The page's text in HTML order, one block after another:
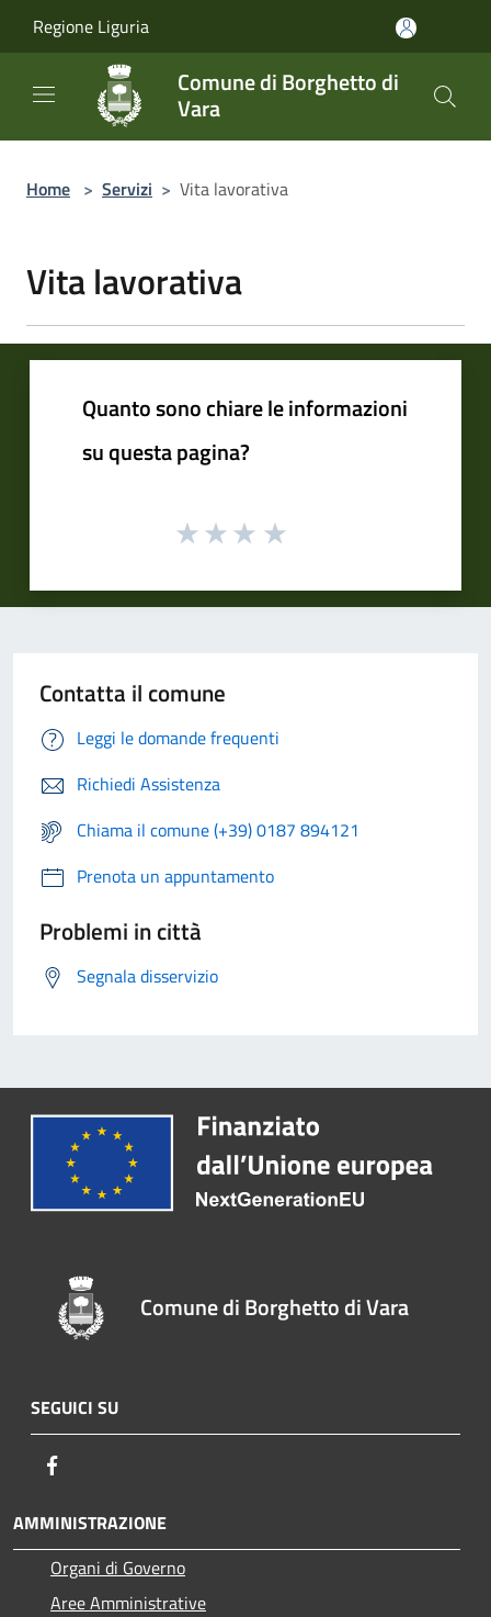
Regione Liguria
Comune di Borghetto di
Vara
Home > Servizi > Vita lavorativa
Vita lavorativa
Quanto sono chiare le informazioni
su questa pagina?
Contatta il comune
Leggi le domande frequenti
Richiedi Assistenza
Chiama il comune (+39) 0187 894121
Prenota un appuntamento
Problemi in città
Segnala disservizio
Comune di Borghetto di Vara
SEGUICI SU
AMMINISTRAZIONE
Organi di Governo
Aree Amministrative